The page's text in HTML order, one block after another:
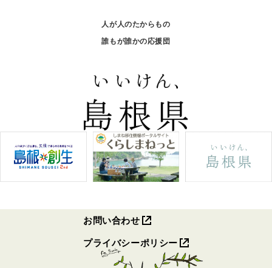
人が人のたからもの
誰もが誰かの応援団
お問い合わせ
プライバシーポリシー